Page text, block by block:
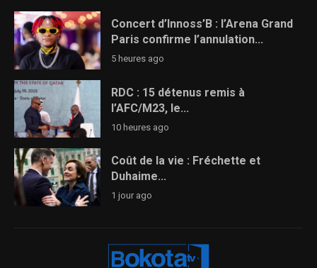
Concert d’Innoss’B : l’Arena Grand
Paris confirme l’annulation...
5 heures ago
RDC : 15 détenus remis à
l’AFC/M23, le...
10 heures ago
Coût de la vie : Fréchette et
Duhaime...
1 jour ago